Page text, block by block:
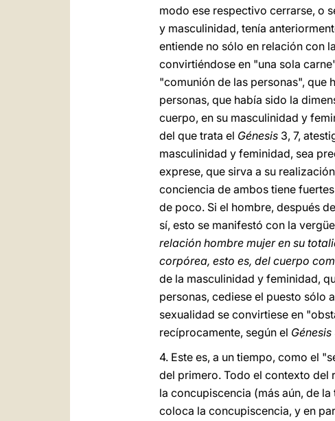
modo ese respectivo cerrarse, o
y masculinidad, tenía
entiende no sólo en relación con
convirtiéndose en "una sola
"comunión de las personas", que
personas, que había sido la
cuerpo, en su masculinidad y
del que trata el Génesis 3, 7,
masculinidad y feminidad, sea
exprese, que sirva a su
conciencia de ambos tiene
de poco. Si el hombre, después
sí, esto se manifestó con la
relación hombre mujer en su
corpórea, esto es, del cuerpo
de la masculinidad y feminidad,
personas, cediese el puesto sólo
sexualidad se convirtiese en
recíprocamente, según el Génesis
4. Este es, a un tiempo, como el
del primero. Todo el contexto del
la concupiscencia (más aún, de
coloca la concupiscencia, y en